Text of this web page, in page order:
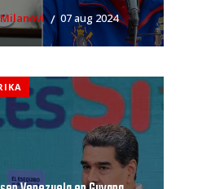
07 aug 2024